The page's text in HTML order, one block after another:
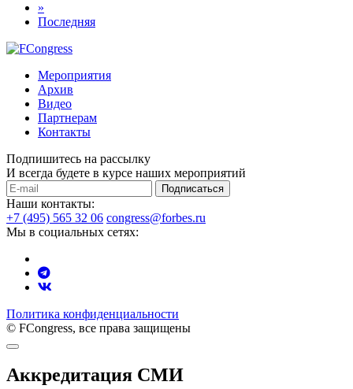
»
Последняя
Мероприятия
Архив
Видео
Партнерам
Контакты
Подпишитесь на рассылку
И всегда будете в курсе наших мероприятий
Подписаться
Наши контакты:
+7 (495) 565 32 06 congress@forbes.ru
Мы в социальных сетях:
Политика конфиденциальности
© FCongress, все права защищены
Аккредитация СМИ